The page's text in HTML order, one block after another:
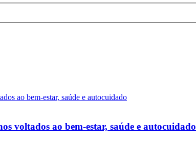
voltados ao bem-estar, saúde e autocuidado